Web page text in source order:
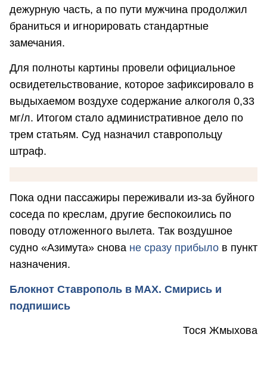
дежурную часть, а по пути мужчина продолжил
браниться и игнорировать стандартные
замечания.
Для полноты картины провели официальное
освидетельствование, которое зафиксировало в
выдыхаемом воздухе содержание алкоголя 0,33
мг/л. Итогом стало административное дело по
трем статьям. Суд назначил ставропольцу
штраф.
Пока одни пассажиры переживали из-за буйного
соседа по креслам, другие беспокоились по
поводу отложенного вылета. Так воздушное
судно «Азимута» снова не сразу прибыло в пункт
назначения.
Блокнот Ставрополь в MAX. Смирись и
подпишись
Тося Жмыхова